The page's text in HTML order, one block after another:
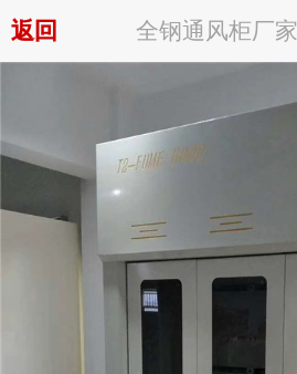
返回 全钢通风柜厂家